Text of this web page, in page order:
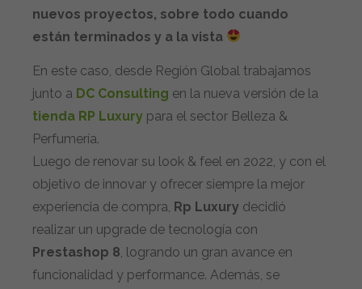
nuevos proyectos, sobre todo cuando
están terminados y a la vista
En este caso, desde Región Global trabajamos
junto a DC Consulting en la nueva versión de la
tienda RP Luxury para el sector Belleza &
Perfumería.
Luego de renovar su look & feel en 2022, y con el
objetivo de innovar y ofrecer siempre la mejor
experiencia de compra, Rp Luxury decidió
realizar un upgrade de tecnología con
Prestashop 8, logrando un gran avance en
funcionalidad y performance. Además, se